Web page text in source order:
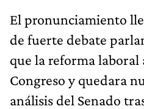
El pronunciamiento
de fuerte debate
que la reforma laboral
Congreso y quedara
análisis del Senado